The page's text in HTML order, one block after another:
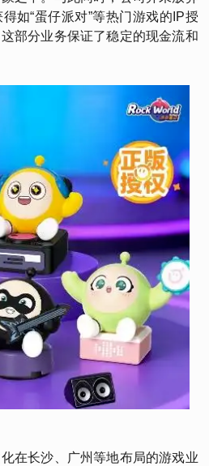
如“蛋仔派对”等热门游戏的IP授
部分业务保证了稳定的现金流和
在长沙、广州等地布局的游戏业